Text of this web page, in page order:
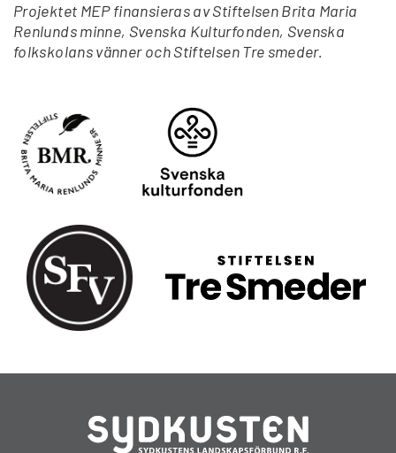
Projektet MEP finansieras av Stiftelsen Brita Maria
Renlunds minne, Svenska Kulturfonden, Svenska
folkskolans vänner och Stiftelsen Tre smeder.